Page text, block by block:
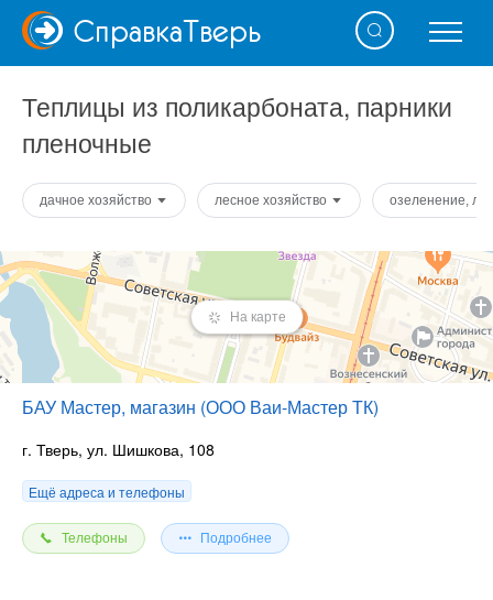
СправкаТверь
Теплицы из поликарбоната, парники
пленочные
дачное хозяйство лесное хозяйство озеленение,
На карте
БАУ Мастер, магазин (ООО Ваи-Мастер ТК)
г. Тверь, ул. Шишкова, 108
Ещё адреса и телефоны
Телефоны Подробнее